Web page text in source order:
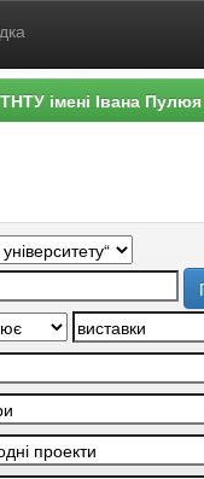
імені Івана Пулюя